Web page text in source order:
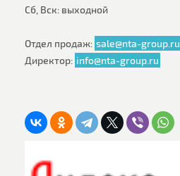
Сб, Вск: выходной
Отдел продаж: sale@nta-group.ru
Директор: info@nta-group.ru